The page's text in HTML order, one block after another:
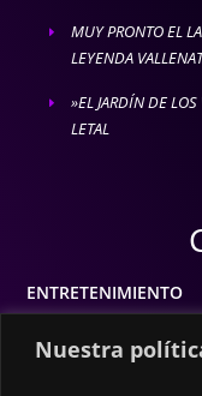
Nuestra
E
MUY PRONTO EL
LEYENDA
E
»EL JARDÍN DE
LETAL
ENTRETENIMIENTO